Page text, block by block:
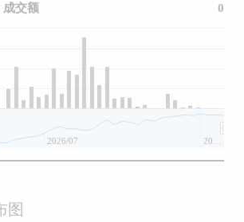
2026/07
成交额 0
图